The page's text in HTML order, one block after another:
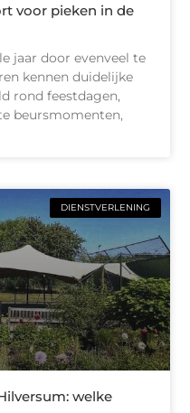
voor pieken in de
jaar door evenveel te
kennen duidelijke
rond feestdagen,
beursmomenten,
DIENSTVERLENING
welke